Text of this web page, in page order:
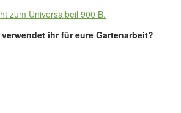
zum Universalbeil 900 B.
ihr für eure Gartenarbeit?